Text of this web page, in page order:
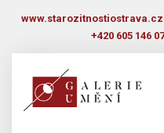
www.starozitnostiostrava.cz
+420 605 146